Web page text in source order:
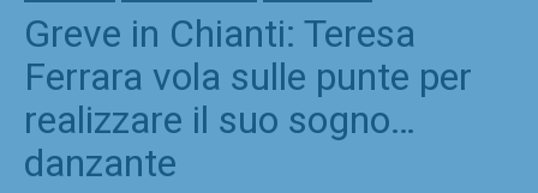
Greve in Chianti: Teresa
Ferrara vola sulle punte per
realizzare il suo sogno…
danzante